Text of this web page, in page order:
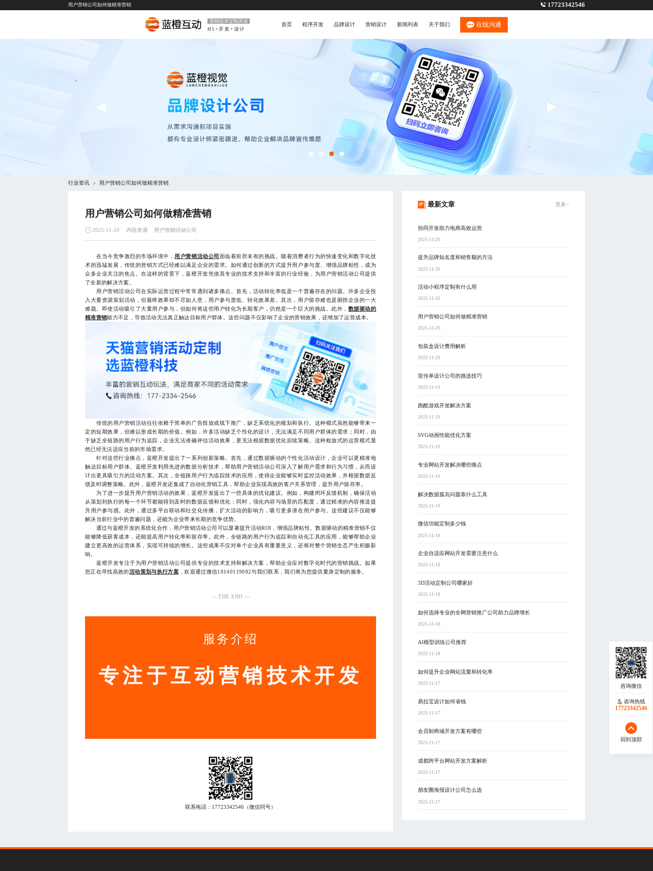
用户营销公司如何做精准营销 17723342546
营销技术定制开发
H5+开发+设计
首页 程序开发 品牌设计 营销设计 新闻列表 关于我们 在线沟通
行业资讯 > 用户营销公司如何做精准营销
用户营销公司如何做精准营销
2025-11-20 内容来源 用户营销活动公司
在当今竞争激烈的市场环境中， 用户营销活动公司 面临着前所未有的挑战。随着消费者行为的快速变化和数字化技
术的迅猛发展，传统的营销方式已经难以满足企业的需求。如何通过创新的方式提升用户参与度、增强品牌粘性，成为
众多企业关注的焦点。在这样的背景下，蓝橙开发凭借其专业的技术支持和丰富的行业经验，为用户营销活动公司提供
了全新的解决方案。
用户营销活动公司在实际运营过程中常常遇到诸多痛点。首先，活动转化率低是一个普遍存在的问题。许多企业投
入大量资源策划活动，但最终效果却不尽如人意，用户参与度低、转化效果差。其次，用户留存难也是困扰企业的一大
难题。即使活动吸引了大量用户参与，但如何将这些用户转化为长期客户，仍然是一个巨大的挑战。此外， 数据驱动的
精准营销能力不足，导致活动无法真正触达目标用户群体。这些问题不仅影响了企业的营销效果，还增加了运营成本。
传统的用户营销活动往往依赖于简单的广告投放或线下推广，缺乏系统化的规划和执行。这种模式虽然能够带来一
定的短期效果，但难以形成长期的价值。例如，许多活动缺乏个性化的设计，无法满足不同用户群体的需求；同时，由
于缺乏全链路的用户行为追踪，企业无法准确评估活动效果，更无法根据数据优化后续策略。这种粗放式的运营模式显
然已经无法适应当前的市场需求。
针对这些行业痛点，蓝橙开发提出了一系列创新策略。首先，通过数据驱动的个性化活动设计，企业可以更精准地
触达目标用户群体。蓝橙开发利用先进的数据分析技术，帮助用户营销活动公司深入了解用户需求和行为习惯，从而设
计出更具吸引力的活动方案。其次，全链路用户行为追踪技术的应用，使得企业能够实时监控活动效果，并根据数据反
馈及时调整策略。此外，蓝橙开发还集成了自动化营销工具，帮助企业实现高效的客户关系管理，提升用户留存率。
为了进一步提升用户营销活动的效果，蓝橙开发提出了一些具体的优化建议。例如，构建闭环反馈机制，确保活动
从策划到执行的每一个环节都能得到及时的数据反馈和优化；同时，强化内容与场景的匹配度，通过精准的内容推送提
升用户参与感。此外，通过多平台联动和社交化传播，扩大活动的影响力，吸引更多潜在用户参与。这些建议不仅能够
解决当前行业中的普遍问题，还能为企业带来长期的竞争优势。
通过与蓝橙开发的系统化合作，用户营销活动公司可以显著提升活动ROI，增强品牌粘性。数据驱动的精准营销不仅
能够降低获客成本，还能提高用户转化率和留存率。此外，全链路的用户行为追踪和自动化工具的应用，能够帮助企业
建立更高效的运营体系，实现可持续的增长。这些成果不仅对单个企业具有重要意义，还将对整个营销生态产生积极影
响。
蓝橙开发专注于为用户营销活动公司提供专业的技术支持和解决方案，帮助企业应对数字化时代的营销挑战。如果
您正在寻找高效的活动策划与执行方案，欢迎通过微信18140119082与我们联系，我们将为您提供量身定制的服务。
— THE END —
服务介绍
专注于互动营销技术开发
联系电话： 17723342546 （微信同号）
最新文章 更多>
协同开发助力电商高效运营
2025-11-20
提升品牌知名度和销售额的方法
2025-11-20
活动小程序定制有什么用
2025-11-20
用户营销公司如何做精准营销
2025-11-20
包装盒设计费用解析
2025-11-20
宣传单设计公司的挑选技巧
2025-11-19
跑酷游戏开发解决方案
2025-11-19
SVG动画性能优化方案
2025-11-19
专业网站开发解决哪些痛点
2025-11-19
解决数据孤岛问题靠什么工具
2025-11-19
微信功能定制多少钱
2025-11-18
企业自适应网站开发需要注意什么
2025-11-18
3D活动定制公司哪家好
2025-11-18
如何选择专业的全网营销推广公司助力品牌增长
2025-11-18
AI模型训练公司推荐
2025-11-18
如何提升企业网站流量和转化率
2025-11-17
易拉宝设计如何省钱
2025-11-17
会员制商城开发方案有哪些
2025-11-17
成都跨平台网站开发方案解析
2025-11-17
朋友圈海报设计公司怎么选
2025-11-17
咨询热线
17723342546
回到顶部